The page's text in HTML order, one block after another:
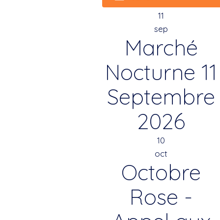
11
sep
Marché
Nocturne 11
Septembre
2026
10
oct
Octobre
Rose -